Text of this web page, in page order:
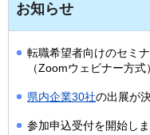
お知らせ
転職希望者向けのセミ
（Zoomウェビナー方式
県内企業30社の出展が
参加申込受付を開始し